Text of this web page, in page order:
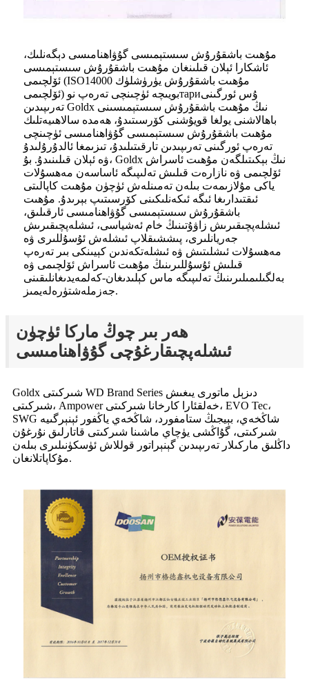
مۇھىت باشقۇرۇش سىستېمىسى گۇۋاھنامىسى دېگەنلىك،
ئاشكارا ئېلان قىلىنغان مۇھىت باشقۇرۇش سىستېمىسى
ئۆلچىمى (ISO14000 مۇھىت باشقۇرۇش يۈرۈشلۈك
ئۆلچىمى) بويىچە ئۈچىنچى تەرەپ نوтариۇس ئورگىنى
تەرىپىدىن Goldx نىڭ مۇھىت باشقۇرۇش سىستېمىسىنى
باھالاشنى يولغا قويۇشنى كۆرسىتىدۇ، ھەمدە سالاھىيەتلىك
مۇھىت باشقۇرۇش سىستېمىسى گۇۋاھنامىسى ئۈچىنچى
تەرەپ ئورگىنى تەرىپىدىن تارقىتىلىدۇ، تىزىمغا ئالدۇرۇلىدۇ
ۋە ئېلان قىلىنىدۇ. بۇ، Goldx نىڭ بېكىتىلگەن مۇھىت ئاسراش
ئۆلچىمى ۋە نازارەت قىلىش تەلىپىگە ئاساسەن مەھسۇلات
ياكى مۇلازىمەت بىلەن تەمىنلەش ئۈچۈن مۇھىت كاپالىتى
ئىقتىدارىغا ئىگە ئىكەنلىكىنى كۆرسىتىپ بېرىدۇ. مۇھىت
باشقۇرۇش سىستېمىسى گۇۋاھنامىسى ئارقىلىق،
ئىشلەپچىقىرىش زاۋۇتىنىڭ خام ئەشياسى، ئىشلەپچىقىرىش
جەريانلىرى، پىششىقلاپ ئىشلەش ئۇسۇللىرى ۋە
مەھسۇلات ئىشلىتىش ۋە ئىشلەتكەندىن كېيىنكى بىر تەرەپ
قىلىش ئۇسۇللىرىنىڭ مۇھىت ئاسراش ئۆلچىمى ۋە
بەلگىلىمىلىرىنىڭ تەلىپىگە ماس كېلىدىغان-كەلمەيدىغانلىقىنى
جەزملەشتۈرەلەيمىز.
ھەر بىر چوڭ ماركا ئۈچۈن
ئىشلەپچىقارغۇچى گۇۋاھنامىسى
Goldx شىركىتى WD Brand Series دىزېل ماتورى يىغىش
شىركىتى، Ampower خەلقئارا كارخانا شىركىتى، EVO Tec،
SWG شاڭخەي، بېيجىڭ ستامفورد، شاڭخەي ياڭفور ئېنېرگىيە
شىركىتى، گۇاڭشى يۈچاي ماشىنا شىركىتى قاتارلىق نۇرغۇن
داڭلىق ماركىلار تەرىپىدىن گېنېراتور قوللاش ئۈسكۈنىلىرى بىلەن
مۇكاپاتلانغان.